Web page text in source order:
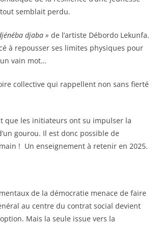
semblait perdu.
djaba » de l’artiste Débordo Lekunfa.
à repousser ses limites physiques pour
vain mot…
collective qui rappellent non sans fierté
que les initiateurs ont su impulser la
gourou. Il est donc possible de
! Un enseignement à retenir en 2025.
de la démocratie menace de faire
au centre du contrat social devient
Mais la seule issue vers la